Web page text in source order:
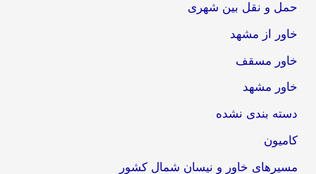
حمل و نقل بین شهری
خاور از مشهد
خاور مسقف
خاور مشهد
دسته بندی نشده
کامیون
مسیرهای خاور و نیسان شمال کشور